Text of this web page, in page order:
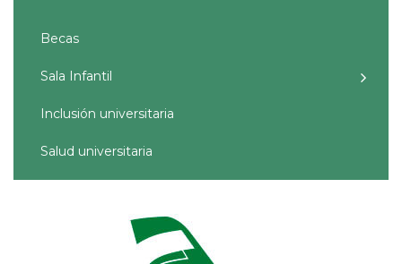
Becas
Sala Infantil
Inclusión universitaria
Salud universitaria